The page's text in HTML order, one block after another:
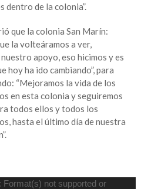
dentro de la colonia”.
que la colonia San Marín:
la volteáramos a ver,
apoyo, eso hicimos y es
hoy ha ido cambiando”, para
“Mejoramos la vida de los
en esta colonia y seguiremos
todos ellos y todos los
hasta el último día de nuestra
Format(s) not supported or